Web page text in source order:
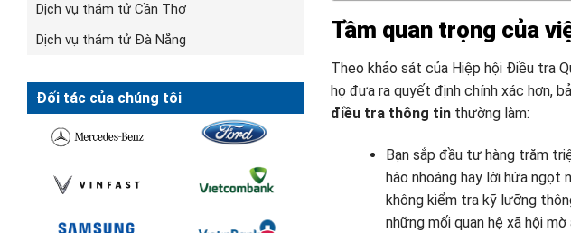
Dịch vụ thám tử Cần Thơ
Dịch vụ thám tử Đà Nẵng
Đối tác của chúng tôi
Tầm quan trọng của
Theo khảo sát của Hiệp hội Điều tra
họ đưa ra quyết định chính xác hơn,
điều tra thông tin thường làm:
Bạn sắp đầu tư hàng trăm
hào nhoáng hay lời hứa ngọt
không kiểm tra kỹ lưỡng
những mối quan hệ xã hội